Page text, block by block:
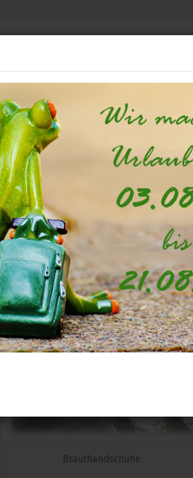
INSPIRATION & DEKO-TIPPS
Startseite »
ELEGANTER
Vollende deinen Braut-Look mit den
deine Hochzeitsfrisur oder elegante
verleihen – hier findest du die
✨ Akzente setzen:
Brauthandschuhe